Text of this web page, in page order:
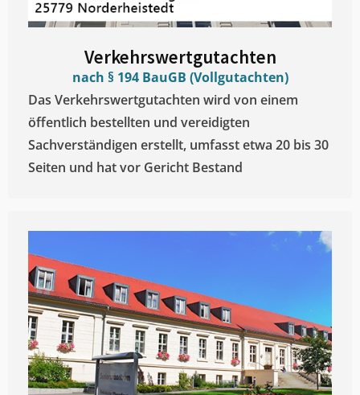
Verkehrswertgutachten
nach § 194 BauGB (Vollgutachten)
Das Verkehrswertgutachten wird von einem
öffentlich bestellten und vereidigten
Sachverständigen erstellt, umfasst etwa 20 bis 30
Seiten und hat vor Gericht Bestand